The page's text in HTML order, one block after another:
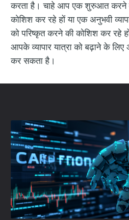
करता है। चाहे आप एक शुरुआत करने
कोशिश कर रहे हों या एक अनुभवी
को परिष्कृत करने की कोशिश कर रहे
आपके व्यापार यात्रा को बढ़ाने के
कर सकता है।